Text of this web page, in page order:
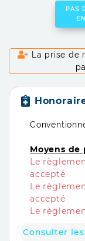
PAS
La prise de
Moyens de
Le
accepté
Le
accepté
Le
Consulter